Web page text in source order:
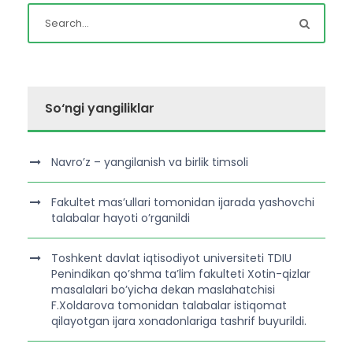
So‘ngi yangiliklar
Navro’z – yangilanish va birlik timsoli
Fakultet mas’ullari tomonidan ijarada yashovchi
talabalar hayoti o’rganildi
Toshkent davlat iqtisodiyot universiteti TDIU
Penindikan qo’shma ta’lim fakulteti Xotin-qizlar
masalalari bo’yicha dekan maslahatchisi
F.Xoldarova tomonidan talabalar istiqomat
qilayotgan ijara xonadonlariga tashrif buyurildi.